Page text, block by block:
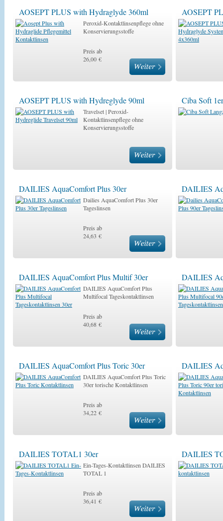
AOSEPT PLUS with Hydraglyde 360ml
Peroxid-Kontaktlinsenpflege ohne
Konservierungsstoffe
Preis ab
26,00 €
AOSEPT
AOSEPT PLUS with Hydreglyde 90ml
Travelset | Peroxid-
Kontaktlinsenpflege ohne
Konservierungsstoffe
Ciba Soft 1er
DAILIES AquaComfort Plus 30er
Dailies AquaComfort Plus 30er
Tageslinsen
Preis ab
24,63 €
DAILIES
DAILIES AquaComfort Plus Multif 30er
DAILIES AquaComfort Plus
Multifocal Tageskontaktlinsen
Preis ab
40,68 €
DAILIES
DAILIES AquaComfort Plus Toric 30er
DAILIES AquaComfort Plus Toric
30er torische Kontaktlinsen
Preis ab
34,22 €
DAILIES
DAILIES TOTAL1 30er
Ein-Tages-Kontaktlinsen DAILIES
TOTAL 1
Preis ab
36,41 €
DAILIES